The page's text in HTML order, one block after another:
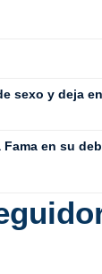
sexo y deja
en su